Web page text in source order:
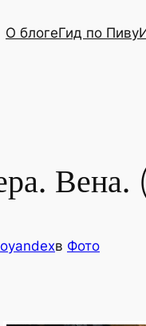
О блогеГид по Пиву
в Фото